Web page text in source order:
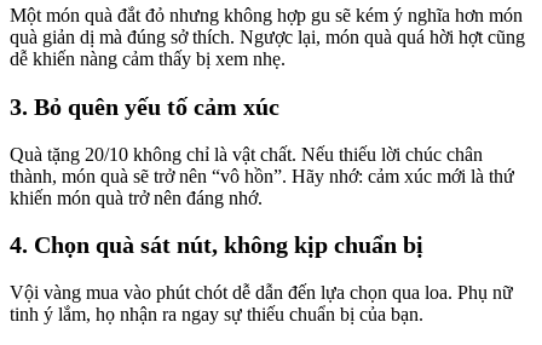
Một món quà đắt đỏ nhưng không hợp gu sẽ kém ý nghĩa hơn món
quà giản dị mà đúng sở thích. Ngược lại, món quà quá hời hợt cũng
dễ khiến nàng cảm thấy bị xem nhẹ.
3. Bỏ quên yếu tố cảm xúc
Quà tặng 20/10 không chỉ là vật chất. Nếu thiếu lời chúc chân
thành, món quà sẽ trở nên “vô hồn”. Hãy nhớ: cảm xúc mới là thứ
khiến món quà trở nên đáng nhớ.
4. Chọn quà sát nút, không kịp chuẩn bị
Vội vàng mua vào phút chót dễ dẫn đến lựa chọn qua loa. Phụ nữ
tinh ý lắm, họ nhận ra ngay sự thiếu chuẩn bị của bạn.